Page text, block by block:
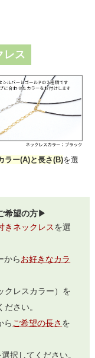
レス
ラー(A)と長さ(B)を選
希望の方▶
きネックレス を選
から お好きなカラ
クレスカラー）を
さい。
ら ご希望の長さ を
選択してください。